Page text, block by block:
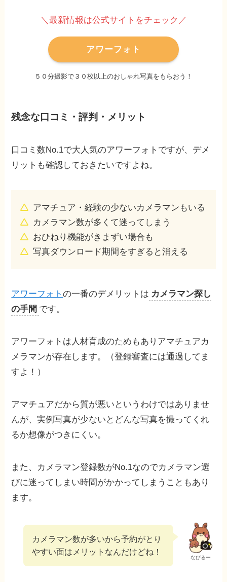
＼最新情報は公式サイトをチェック／
アワーフォト
５０分撮影で３０枚以上のおしゃれ写真をもらおう！
残念な口コミ・評判・メリット
口コミ数No.1で大人気のアワーフォトですが、デメ
リットも確認しておきたいですよね。
アマチュア・経験の少ないカメラマンもいる
カメラマン数が多くて迷ってしまう
おひねり機能がきまずい場合も
写真ダウンロード期間をすぎると消える
アワーフォトの一番のデメリットは カメラマン探し
の手間 です。
アワーフォトは人材育成のためもありアマチュアカ
メラマンが存在します。（登録審査には通過してま
すよ！）
アマチュアだから質が悪いというわけではありませ
んが、実例写真が少ないとどんな写真を撮ってくれ
るか想像がつきにくい。
また、カメラマン登録数がNo.1なのでカメラマン選
びに迷ってしまい時間がかかってしまうこともあり
ます。
なびるー
カメラマン数が多いから予約がとり
やすい面はメリットなんだけどね！